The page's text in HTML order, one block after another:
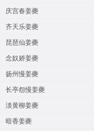
庆宫春姜夔
齐天乐姜夔
琵琶仙姜夔
念奴娇姜夔
扬州慢姜夔
长亭怨慢姜夔
淡黄柳姜夔
暗香姜夔